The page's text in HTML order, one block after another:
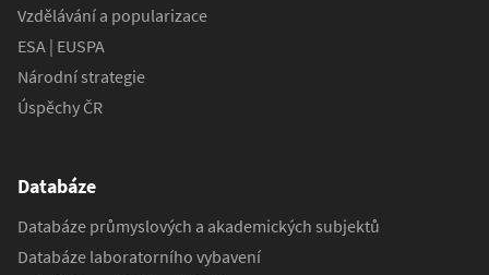
Vzdělávání a popularizace
ESA | EUSPA
Národní strategie
Úspěchy ČR
Databáze
Databáze průmyslových a akademických subjektů
Databáze laboratorního vybavení